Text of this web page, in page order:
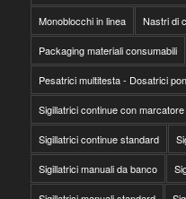
Monoblocchi in linea Nastri di
Packaging materiali consumabili
Pesatrici multitesta - Dosatrici
Sigillatrici continue con
Sigillatrici continue standard
Sigillatrici manuali da banco